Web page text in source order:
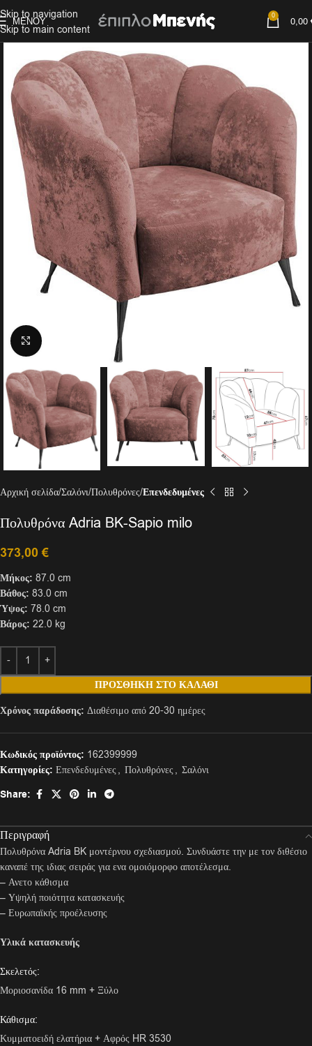
Skip to navigation
Skip to main content
ΜΕΝΟΎ 0 0,00
Click to enlarge
Αρχική σελίδα Σαλόνι Πολυθρόνες Επενδεδυμένες
Πολυθρόνα Adria BK-Sapio milo
373,00€
Μήκος: 87.0 cm
Βάθος: 83.0 cm
Ύψος: 78.0 cm
Βάρος: 22.0 kg
ΠΡΟΣΘΉΚΗ ΣΤΟ ΚΑΛΆΘΙ
Χρόνος παράδοσης: Διαθέσιμο από 20-30 ημέρες
Κωδικός προϊόντος: 162399999
Κατηγορίες: Επενδεδυμένες , Πολυθρόνες , Σαλόνι
Share:
Περιγραφή
Πολυθρόνα Adria BK μοντέρνου σχεδιασμού. Συνδυάστε την με τον διθέσιο
καναπέ της ιδιας σειράς για ενα ομοιόμορφο αποτέλεσμα.
– Ανετο κάθισμα
– Υψηλή ποιότητα κατασκευής
– Ευρωπαϊκής προέλευσης
Υλικά κατασκευής
Σκελετός:
Μοριοσανίδα 16 mm + Ξύλο
Κάθισμα:
Κυμματοειδή ελατήρια + Αφρός HR 3530